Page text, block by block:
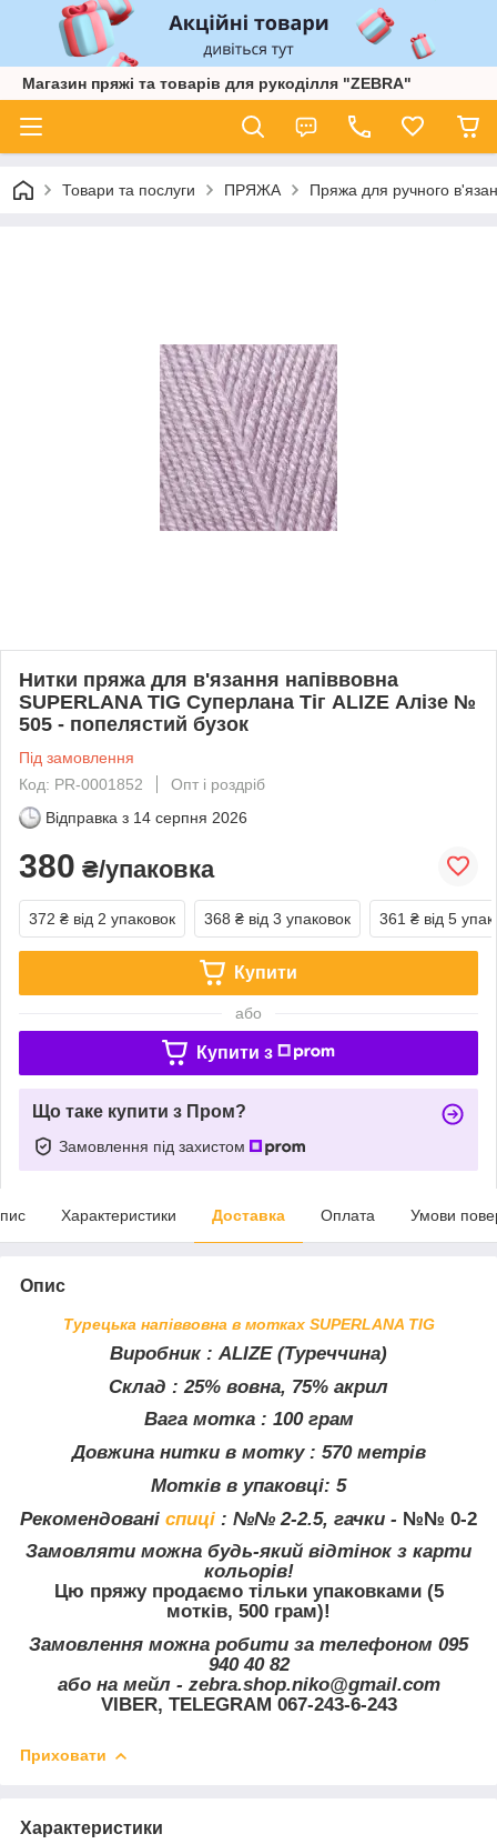
Магазин пряжі та товарів для рукоділля "ZEBRA"
Товари та послуги ПРЯЖА Пряжа для ручного
Нитки пряжа для в'язання напіввовна
SUPERLANA TIG Суперлана Тіг ALIZE Алізе №
505 - попелястий бузок
Під замовлення
Код: PR-0001852
Опт і роздріб
Відправка з 14 серпня 2026
380 ₴/упаковка
372 ₴ від 2 упаковок 368 ₴ від 3 упаковок 361 ₴ від 5
Купити
або
Купити з
Що таке купити з Пром?
Замовлення під захистом
Характеристики Доставка Оплата Умови
Опис
Турецька напіввовна в мотках SUPERLANA TIG
Виробник : ALIZE (Туреччина)
Склад : 25% вовна, 75% акрил
Вага мотка : 100 грам
Довжина нитки в мотку : 570 метрів
Мотків в упаковці: 5
Рекомендовані спиці : №№ 2-2.5, гачки - №№ 0-2
Замовляти можна будь-який відтінок з карти
кольорів!
Цю пряжу продаємо тільки упаковками (5
мотків, 500 грам)!
Замовлення можна робити за телефоном 095
940 40 82
або на мейл - zebra.shop.niko@gmail.com
VIBER, TELEGRAM 067-243-6-243
Приховати
Характеристики